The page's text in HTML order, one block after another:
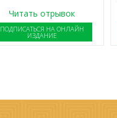
Читать отрывок
ПОДПИСАТЬСЯ НА ОНЛАЙН
ИЗДАНИЕ